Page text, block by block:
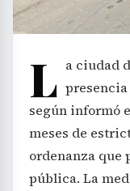
L a ciudad
presencia
según informó
meses de
ordenanza que
pública. La